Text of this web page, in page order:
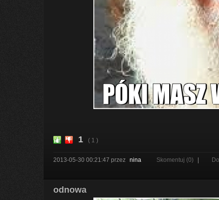
1 ( 1 )
2013-05-30 00:21:47 przez nina Skomentuj (0)
odnowa